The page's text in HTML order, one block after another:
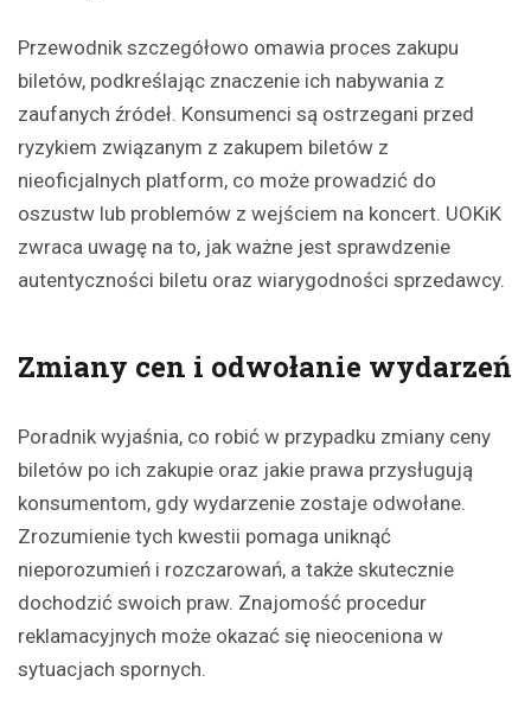
Przewodnik szczegółowo omawia proces zakupu
biletów, podkreślając znaczenie ich nabywania z
zaufanych źródeł. Konsumenci są ostrzegani przed
ryzykiem związanym z zakupem biletów z
nieoficjalnych platform, co może prowadzić do
oszustw lub problemów z wejściem na koncert. UOKiK
zwraca uwagę na to, jak ważne jest sprawdzenie
autentyczności biletu oraz wiarygodności sprzedawcy.
Zmiany cen i odwołanie wydarzeń
Poradnik wyjaśnia, co robić w przypadku zmiany ceny
biletów po ich zakupie oraz jakie prawa przysługują
konsumentom, gdy wydarzenie zostaje odwołane.
Zrozumienie tych kwestii pomaga uniknąć
nieporozumień i rozczarowań, a także skutecznie
dochodzić swoich praw. Znajomość procedur
reklamacyjnych może okazać się nieoceniona w
sytuacjach spornych.